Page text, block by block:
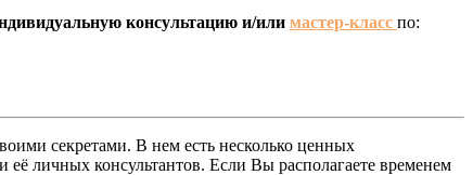
консультацию и/или мастер-класс по:
секретами. В нем есть несколько ценных
её личных консультантов. Если Вы располагаете временем